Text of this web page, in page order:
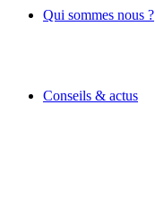
Qui sommes nous ?
Conseils & actus